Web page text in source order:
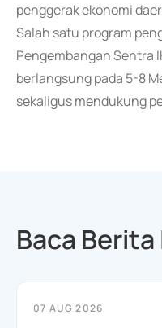
penggerak ekonomi
Salah satu program
Pengembangan Sentra
berlangsung pada 5-8
sekaligus mendukung
Baca
07 AUG 2026